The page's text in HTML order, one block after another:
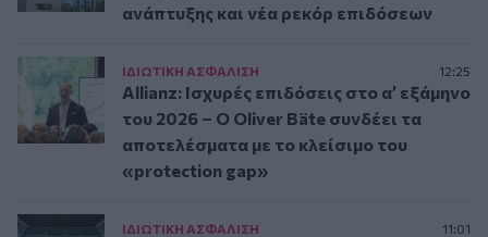
ανάπτυξης και νέα ρεκόρ επιδόσεων
ΙΔΙΩΤΙΚΗ ΑΣΦAΛΙΣΗ 12:25
Allianz: Ισχυρές επιδόσεις στο α’ εξάμηνο
του 2026 – Ο Oliver Bäte συνδέει τα
αποτελέσματα με το κλείσιμο του
«protection gap»
ΙΔΙΩΤΙΚΗ ΑΣΦAΛΙΣΗ 11:01